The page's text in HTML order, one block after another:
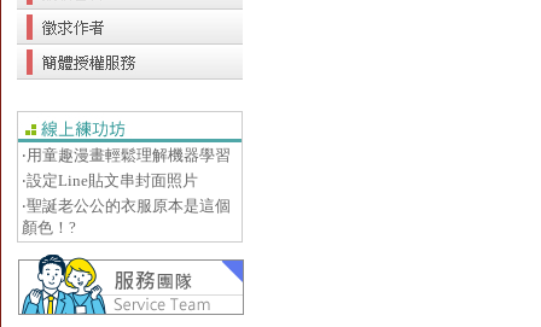
‧用童趣漫畫輕鬆理解機器學習
‧設定Line貼文串封面照片
‧聖誕老公公的衣服原本是這個
顏色！?